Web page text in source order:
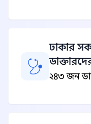
ঢাকার
২৪৩ জন